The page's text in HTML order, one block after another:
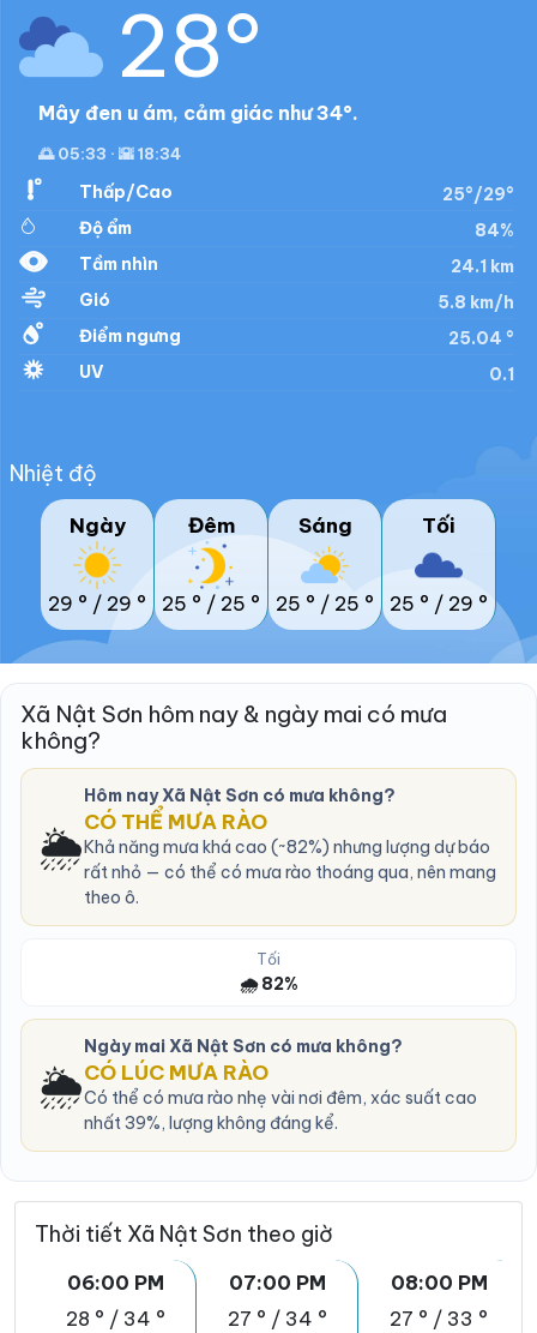
28°
Mây đen u ám, cảm giác như 34°.
🌅 05:33 · 🌇 18:34
Thấp/Cao
25°/29°
Độ ẩm
84%
Tầm nhìn
24.1 km
Gió
5.8 km/h
Điểm ngưng
25.04 °
UV
0.1
Nhiệt độ
Ngày
29 ° / 29 °
Đêm
25 ° / 25 °
Sáng
25 ° / 25 °
Tối
25 ° / 29 °
Xã Nật Sơn hôm nay & ngày mai có mưa
không?
🌦️
Hôm nay Xã Nật Sơn có mưa không?
CÓ THỂ MƯA RÀO
Khả năng mưa khá cao (~82%) nhưng lượng dự báo
rất nhỏ — có thể có mưa rào thoáng qua, nên mang
theo ô.
Tối
🌧️ 82%
🌦️
Ngày mai Xã Nật Sơn có mưa không?
CÓ LÚC MƯA RÀO
Có thể có mưa rào nhẹ vài nơi đêm, xác suất cao
nhất 39%, lượng không đáng kể.
Thời tiết Xã Nật Sơn theo giờ
06:00 PM
28 ° / 34 °
07:00 PM
27 ° / 34 °
08:00 PM
27 ° / 33 °